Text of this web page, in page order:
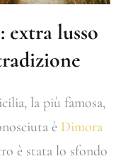
extra lusso
la più famosa,
è Dimora
è stata lo sfondo